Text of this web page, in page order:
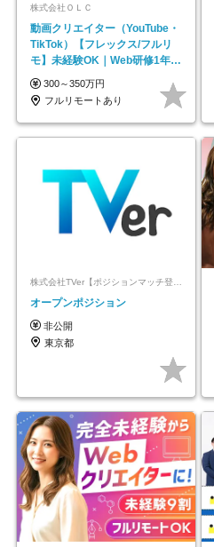
株式会社ＯＬＣ
動画クリエイター（YouTube・
TikTok）【フレックス/フルリ
モ】未経験OK｜Web研修1年間
｜副業OK
300～350万円
フルリモートあり
株式会社TVer【ポジションマッチ登録】
オープンポジション
非公開
東京都